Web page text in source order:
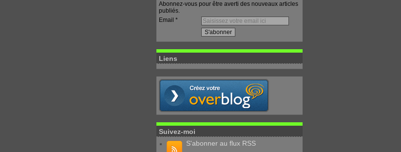
Abonnez-vous pour être averti des nouveaux articles
publiés.
Email
Liens
Suivez-moi
S'abonner au flux RSS